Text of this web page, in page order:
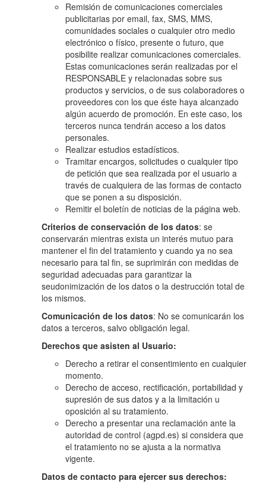
Remisión de comunicaciones comerciales
publicitarias por email, fax, SMS, MMS,
comunidades sociales o cualquier otro medio
electrónico o físico, presente o futuro, que
posibilite realizar comunicaciones comerciales.
Estas comunicaciones serán realizadas por el
RESPONSABLE y relacionadas sobre sus
productos y servicios, o de sus colaboradores o
proveedores con los que éste haya alcanzado
algún acuerdo de promoción. En este caso, los
terceros nunca tendrán acceso a los datos
personales.
Realizar estudios estadísticos.
Tramitar encargos, solicitudes o cualquier tipo
de petición que sea realizada por el usuario a
través de cualquiera de las formas de contacto
que se ponen a su disposición.
Remitir el boletín de noticias de la página web.
Criterios de conservación de los datos: se
conservarán mientras exista un interés mutuo para
mantener el fin del tratamiento y cuando ya no sea
necesario para tal fin, se suprimirán con medidas de
seguridad adecuadas para garantizar la
seudonimización de los datos o la destrucción total de
los mismos.
Comunicación de los datos: No se comunicarán los
datos a terceros, salvo obligación legal.
Derechos que asisten al Usuario:
Derecho a retirar el consentimiento en cualquier
momento.
Derecho de acceso, rectificación, portabilidad y
supresión de sus datos y a la limitación u
oposición al su tratamiento.
Derecho a presentar una reclamación ante la
autoridad de control (agpd.es) si considera que
el tratamiento no se ajusta a la normativa
vigente.
Datos de contacto para ejercer sus derechos: